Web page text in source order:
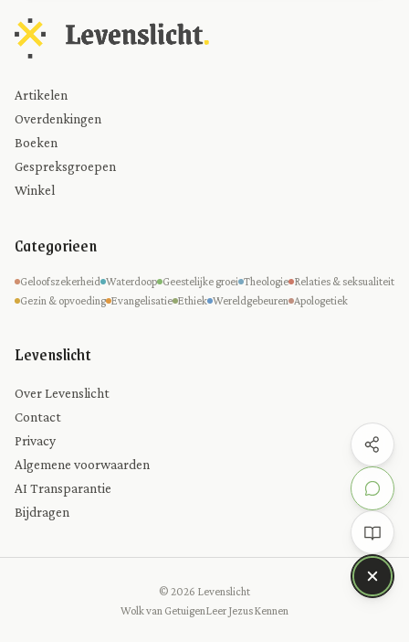
Artikelen
Overdenkingen
Boeken
Gespreksgroepen
Winkel
Categorieen
Geloofszekerheid Waterdoop Geestelijke groei Theologie Relaties & seksualiteit
Gezin & opvoeding Evangelisatie Ethiek Wereldgebeuren Apologetiek
Levenslicht
Over Levenslicht
Contact
Privacy
Algemene voorwaarden
AI Transparantie
Bijdragen
© 2026 Levenslicht
Wolk van GetuigenLeer Jezus Kennen